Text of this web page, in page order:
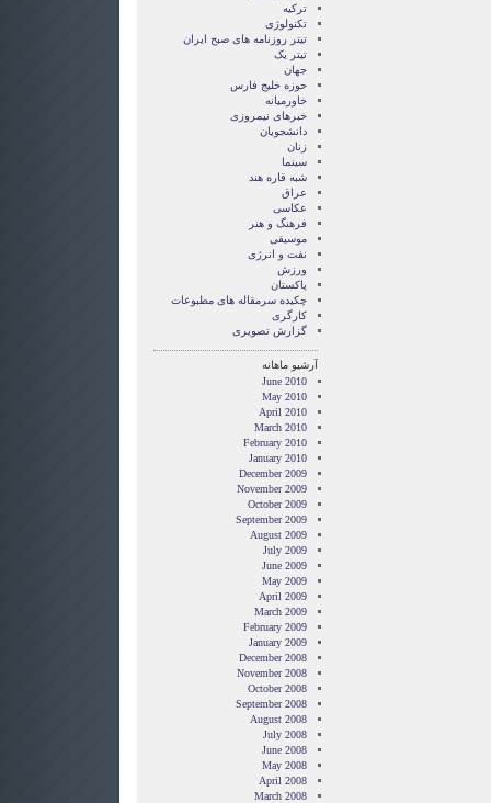
ترکیه
تکنولوژی
تیتر روزنامه های صبح ایران
تیتر یک
جهان
حوزه خلیج فارس
خاورمیانه
خبرهای نیمروزی
دانشجویان
زنان
سینما
شبه قاره هند
عراق
عکاسی
فرهنگ و هنر
موسیقی
نفت و انرژی
ورزش
پاکستان
چکیده سرمقاله های مطبوعات
کارگری
گزارش تصويری
آرشیو ماهانه
June 2010
May 2010
April 2010
March 2010
February 2010
January 2010
December 2009
November 2009
October 2009
September 2009
August 2009
July 2009
June 2009
May 2009
April 2009
March 2009
February 2009
January 2009
December 2008
November 2008
October 2008
September 2008
August 2008
July 2008
June 2008
May 2008
April 2008
March 2008